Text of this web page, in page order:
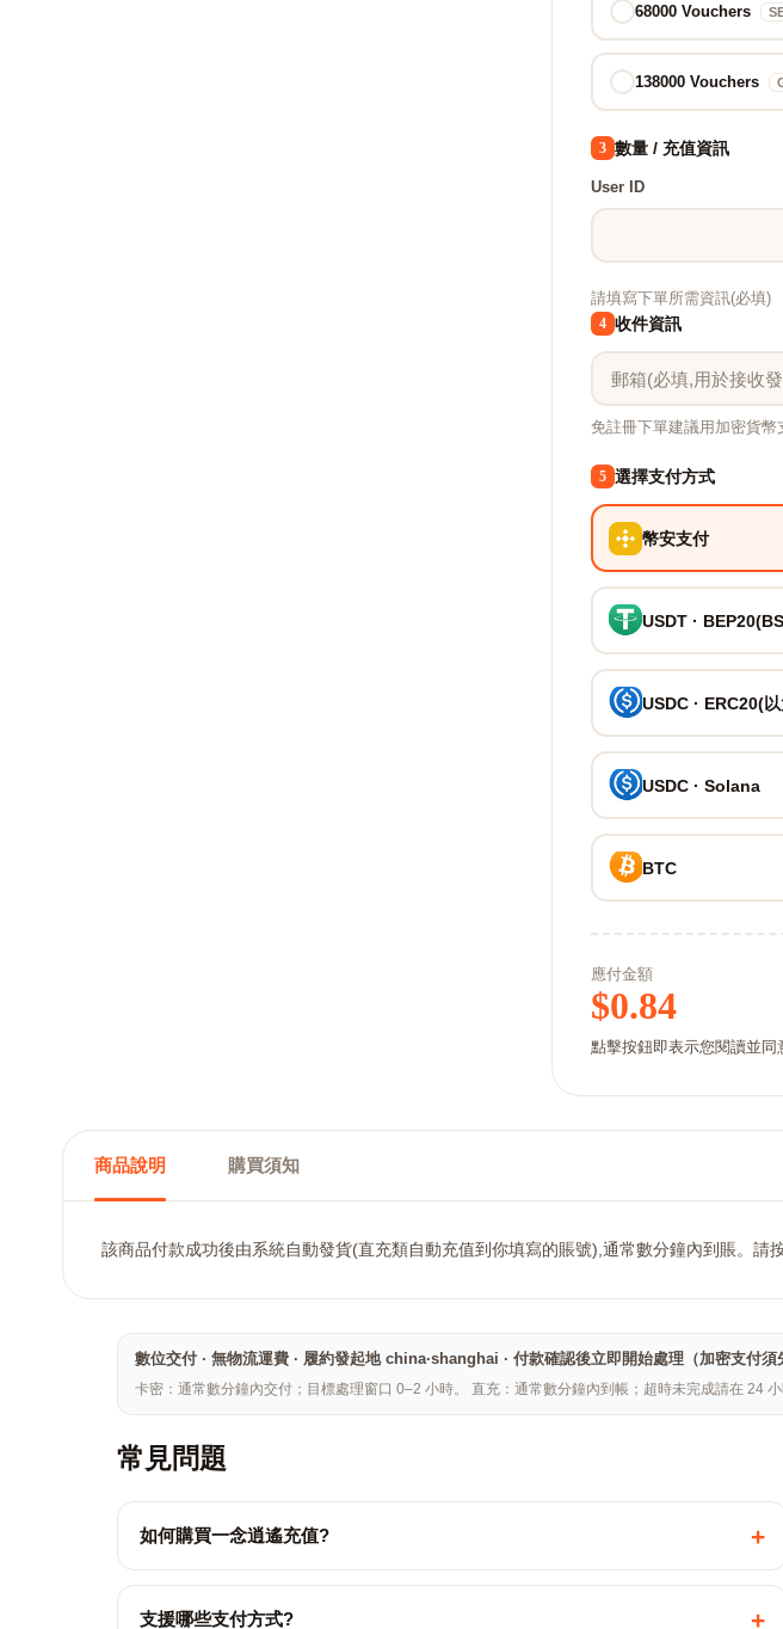
68000 Vouchers
138000 Vouchers
3 數量 / 充值資訊
User ID
請填寫下單所需資訊(必填)
4 收件資訊
免註冊下單建議用加密貨幣
5 選擇支付方式
幣安支付
USDT ·
USDC · ERC20(
USDC · Solana
BTC
應付金額
$0.84
點擊按鈕即表示您閱讀並同
商品說明 購買須知
該商品付款成功後由系統自動發貨(直充類自動充值到你填寫的賬號),通常數分鐘內到賬。請
數位交付 · 無物流運費 · 履約發起地 china·shanghai · 付款確認後立即開始處理（加密支付須
卡密：通常數分鐘內交付；目標處理窗口 0–2 小時。 直充：通常數分鐘內到帳；超時未完成請在 24
常見問題
如何購買一念逍遙充值? +
支援哪些支付方式? +